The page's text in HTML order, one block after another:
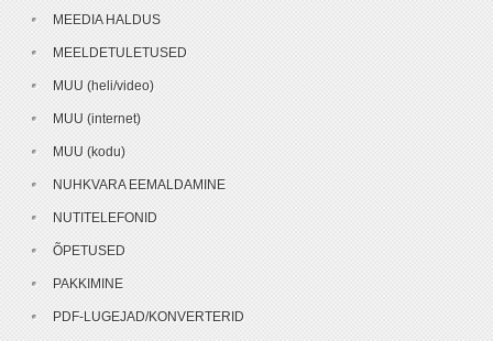
MEEDIA HALDUS
MEELDETULETUSED
MUU (heli/video)
MUU (internet)
MUU (kodu)
NUHKVARA EEMALDAMINE
NUTITELEFONID
ÕPETUSED
PAKKIMINE
PDF-LUGEJAD/KONVERTERID